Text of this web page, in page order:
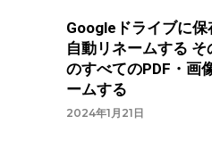
Googleドライブに
自動リネームする
のすべてのPDF・画
ームする
2024年1月21日